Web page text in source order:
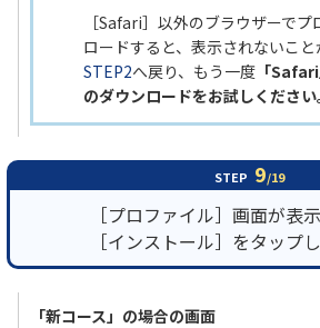
［Safari］以外のブラウザーで
ロードすると、表示されないこと
STEP2へ戻り、もう一度 「
のダウンロードをお試しください
STEP 9/19
［プロファイル］画面が表
［インストール］をタップし
「新コース」の場合の画面